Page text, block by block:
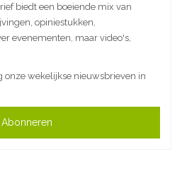
biedt een boeiende mix van
opiniestukken,
evenementen, maar video's,
onze wekelijkse nieuwsbrieven in
Abonneren